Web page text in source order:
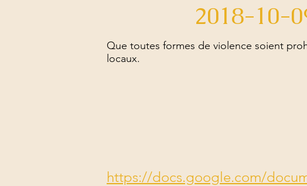
2018-10-
Que toutes formes de violence soient
locaux.
https://docs.google.com/